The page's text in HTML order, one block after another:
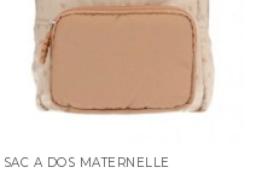
SAC A DOS MATERNELLE